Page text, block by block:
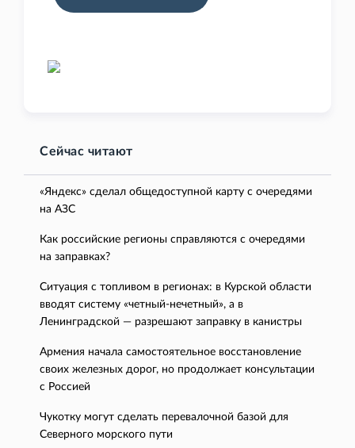
Сейчас читают
«Яндекс» сделал общедоступной карту с очередями
на АЗС
Как российские регионы справляются с очередями
на заправках?
Ситуация с топливом в регионах: в Курской области
вводят систему «четный-нечетный», а в
Ленинградской — разрешают заправку в канистры
Армения начала самостоятельное восстановление
своих железных дорог, но продолжает консультации
с Россией
Чукотку могут сделать перевалочной базой для
Северного морского пути